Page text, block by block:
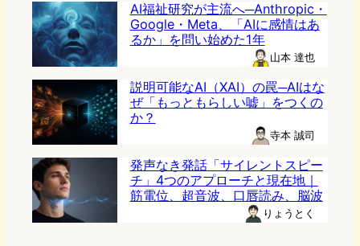
AI福祉研究が主流へ─Anthropic・
Google・Meta、「AIに感情はあ
るか」を問い始めた1年
山本 達也
説明可能なAI（XAI）の罠─AIはな
ぜ「もっともらしい嘘」をつくの
か？
寺本 誠司
発声なき発話「サイレントスピー
チ」4つのアプローチと現在地｜
筋電位、超音波、口唇読み、脳波
りょうとく